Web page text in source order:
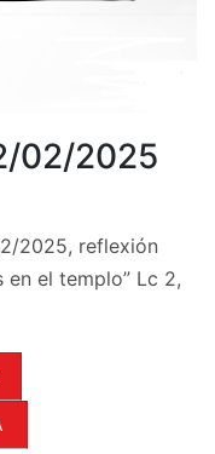
02/2025
2025, reflexión
en el templo” Lc 2,